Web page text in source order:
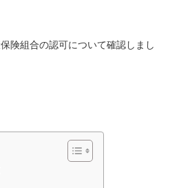
険組合の認可について確認しまし